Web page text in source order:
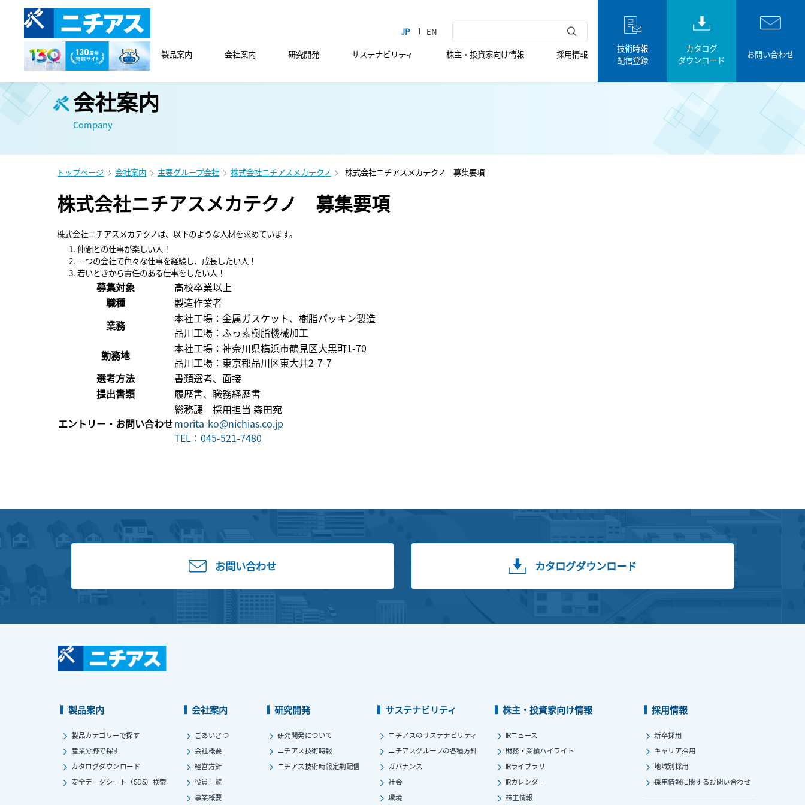
製品案内 会社案内 研究開発 サステナビリティ 株主・投資家向け情報 採用情報
技術時報
配信登録
カタログ
ダウンロード
お問い合わせ
会社案内
Company
トップページ 会社案内 主要グループ会社 株式会社ニチアスメカテクノ 株式会社ニチアスメカテクノ 募集要項
株式会社ニチアスメカテクノ 募集要項
株式会社ニチアスメカテクノは、以下のような人材を求めています。
仲間との仕事が楽しい人！
一つの会社で色々な仕事を経験し、成長したい人！
若いときから責任のある仕事をしたい人！
募集対象
高校卒業以上
職種
製造作業者
業務
本社工場：金属ガスケット、樹脂パッキン製造
品川工場：ふっ素樹脂機械加工
勤務地
本社工場：神奈川県横浜市鶴見区大黒町1-70
品川工場：東京都品川区東大井2-7-7
選考方法
書類選考、面接
提出書類
履歴書、職務経歴書
エントリー・お問い合わせ
総務課 採用担当 森田宛
morita-ko@nichias.co.jp
TEL：045-521-7480
お問い合わせ カタログダウンロード
製品案内
製品カテゴリーで探す
産業分野で探す
カタログダウンロード
安全データシート（SDS）検索
会社案内
ごあいさつ
会社概要
経営方針
役員一覧
事業概要
研究開発
研究開発について
ニチアス技術時報
ニチアス技術時報定期配信
サステナビリティ
ニチアスのサステナビリティ
ニチアスグループの各種方針
ガバナンス
社会
環境
株主・投資家向け情報
IRニュース
財務・業績ハイライト
IRライブラリ
IRカレンダー
株主情報
採用情報
新卒採用
キャリア採用
地域別採用
採用情報に関するお問い合わせ